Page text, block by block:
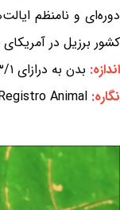
دوره‌ای و نامنظم
کشور برزیل در
اندازه: بدن به درازای ۳/۱ تا ۴/۲ سانتی‌متر
نگاره: Animal